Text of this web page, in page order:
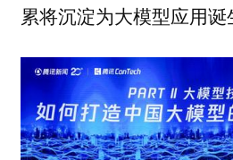
累将沉淀为大模型应用诞